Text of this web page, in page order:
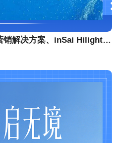
展会直击 | 东信携出海营销解决方案、inSai Hilight产品亮相GTC全球流量大会